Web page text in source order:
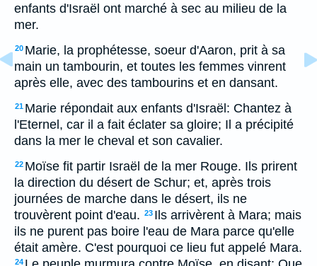
enfants d'Israël ont marché à sec au milieu de la
mer.
20 Marie, la prophétesse, soeur d'Aaron, prit à sa
main un tambourin, et toutes les femmes vinrent
après elle, avec des tambourins et en dansant.
21 Marie répondait aux enfants d'Israël: Chantez à
l'Eternel, car il a fait éclater sa gloire; Il a précipité
dans la mer le cheval et son cavalier.
22 Moïse fit partir Israël de la mer Rouge. Ils prirent
la direction du désert de Schur; et, après trois
journées de marche dans le désert, ils ne
trouvèrent point d'eau. 23 Ils arrivèrent à Mara; mais
ils ne purent pas boire l'eau de Mara parce qu'elle
était amère. C'est pourquoi ce lieu fut appelé Mara.
24